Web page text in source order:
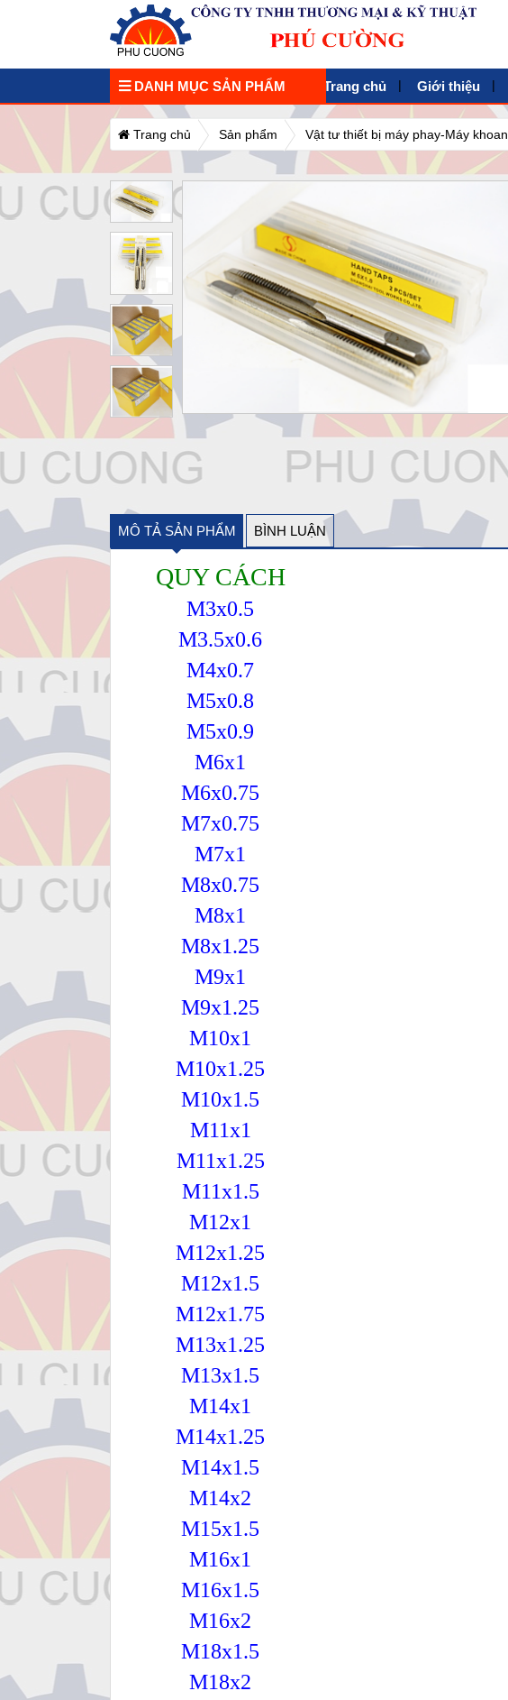
Trang chủ Giới thiệu
DANH MỤC SẢN PHẨM
Trang chủ Sản phẩm Vật tư thiết bị máy phay-Máy khoan
MÔ TẢ SẢN PHẨM BÌNH LUẬN
QUY CÁCH
M3x0.5
M3.5x0.6
M4x0.7
M5x0.8
M5x0.9
M6x1
M6x0.75
M7x0.75
M7x1
M8x0.75
M8x1
M8x1.25
M9x1
M9x1.25
M10x1
M10x1.25
M10x1.5
M11x1
M11x1.25
M11x1.5
M12x1
M12x1.25
M12x1.5
M12x1.75
M13x1.25
M13x1.5
M14x1
M14x1.25
M14x1.5
M14x2
M15x1.5
M16x1
M16x1.5
M16x2
M18x1.5
M18x2